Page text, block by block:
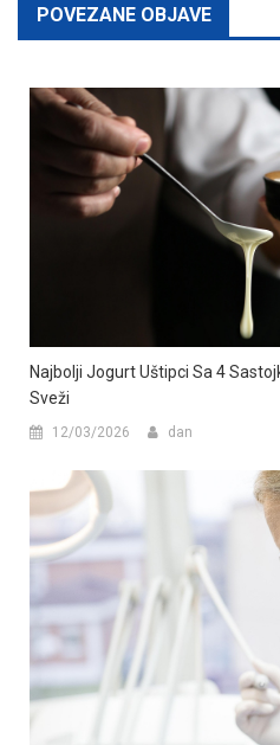
POVEZANE OBJAVE
Najbolji Jogurt Uštipci Sa 4
Sveži
12/03/2026 dan